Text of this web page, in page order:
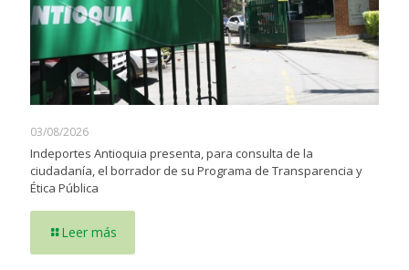
03/08/2026
Indeportes Antioquia presenta, para consulta de la
ciudadanía, el borrador de su Programa de Transparencia y
Ética Pública
Leer más